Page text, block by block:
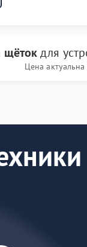
щётокдля
Цена